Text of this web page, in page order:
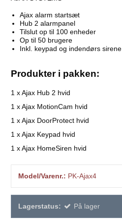
Ajax alarm startsæt
Hub 2 alarmpanel
Tilslut op til 100 enheder
Op til 50 brugere
Inkl. keypad og indendørs sirene
Produkter i pakken:
1 x Ajax Hub 2 hvid
1 x Ajax MotionCam hvid
1 x Ajax DoorProtect hvid
1 x Ajax Keypad hvid
1 x Ajax HomeSiren hvid
Model/Varenr.: PK-Ajax4
Lagerstatus: På lager